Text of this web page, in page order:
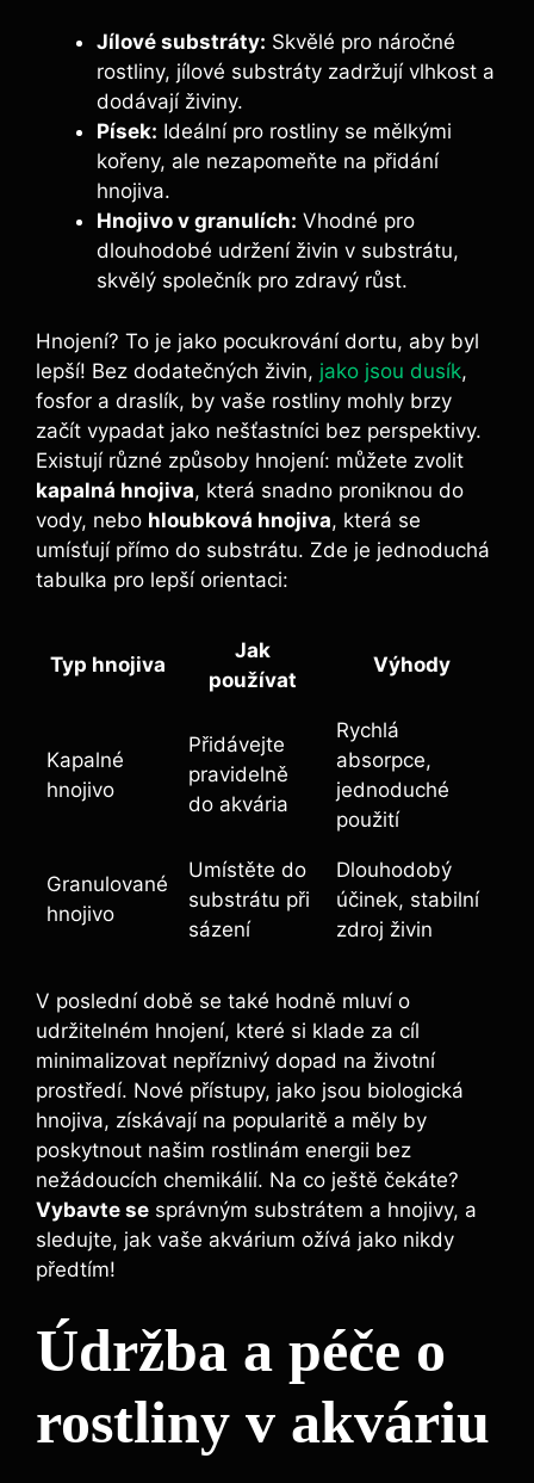
Jílové substráty: Skvělé pro náročné
rostliny, jílové substráty zadržují vlhkost a⁤
dodávají ‍živiny.
Písek: Ideální pro rostliny se​ mělkými
kořeny, ale nezapomeňte na přidání
hnojiva.
Hnojivo v​ granulích: Vhodné pro
dlouhodobé udržení⁤ živin v substrátu,
⁣skvělý společník pro zdravý růst.
Hnojení? To je jako pocukrování‍ dortu, aby byl
lepší! Bez⁤ dodatečných živin, jako jsou dusík,
fosfor a draslík,‍ by vaše rostliny mohly brzy
začít vypadat jako nešťastníci bez‍ perspektivy.
Existují různé ‍způsoby⁢ hnojení: můžete zvolit
kapalná hnojiva, která snadno proniknou do
vody,‍ nebo hloubková hnojiva, která⁢ se⁢
umísťují přímo do ‌substrátu. ⁣Zde je⁣ jednoduchá
tabulka⁢ pro lepší orientaci:
Typ hnojiva
Jak
používat
Výhody
Kapalné
hnojivo
Přidávejte
pravidelně
‌do⁤ akvária
Rychlá
absorpce,
jednoduché
použití
Granulované
hnojivo
Umístěte do
‍substrátu⁤ při
sázení
Dlouhodobý
účinek, stabilní
zdroj živin
V poslední době se ⁣také ⁢hodně mluví ‍o
⁢udržitelném⁢ hnojení, které​ si klade za cíl
minimalizovat nepříznivý⁤ dopad na ⁢životní
prostředí. Nové přístupy, jako jsou biologická
hnojiva, získávají na‌ popularitě ‌a měly by⁤
poskytnout našim​ rostlinám energii bez
nežádoucích chemikálií. Na co ‌ještě čekáte?
Vybavte se správným ⁣substrátem ‌a hnojivy, ​a
sledujte, jak vaše akvárium ožívá jako nikdy⁤
předtím!
Údržba a⁢ péče ​o
rostliny v akváriu